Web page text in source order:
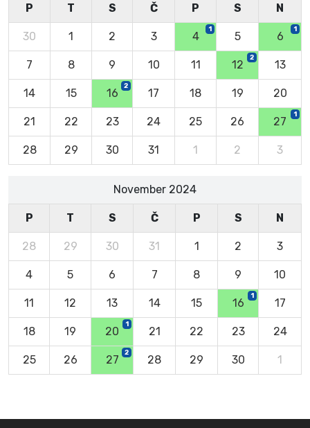
P T S Č P S N
30 1 2 3 4
1
5 6
1
7 8 9 10 11 12
2
13
14 15 16
2
17 18 19 20
21 22 23 24 25 26 27
1
28 29 30 31 1 2 3
November 2024
P T S Č P S N
28 29 30 31 1 2 3
4 5 6 7 8 9 10
11 12 13 14 15 16
1
17
18 19 20
1
21 22 23 24
25 26 27
2
28 29 30 1